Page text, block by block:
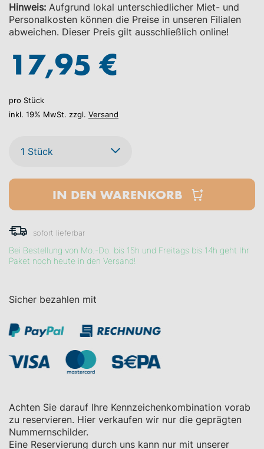
Hinweis: Aufgrund lokal unterschiedlicher Miet- und
Personalkosten können die Preise in unseren Filialen
abweichen. Dieser Preis gilt ausschließlich online!
17,95 €
pro Stück
inkl. 19% MwSt. zzgl. Versand
IN DEN WARENKORB
Bei Bestellung von Mo.-Do. bis 15h und Freitags bis 14h geht Ihr
Paket noch heute in den Versand!
sofort lieferbar
Sicher bezahlen mit
Achten Sie darauf Ihre Kennzeichenkombination vorab
zu reservieren. Hier verkaufen wir nur die geprägten
Nummernschilder.
Eine Reservierung durch uns kann nur mit unserer